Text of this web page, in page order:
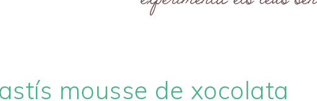
mousse de xocolata